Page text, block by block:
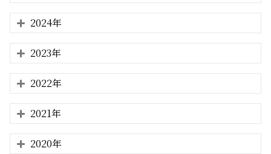
2024年
2023年
2022年
2021年
2020年